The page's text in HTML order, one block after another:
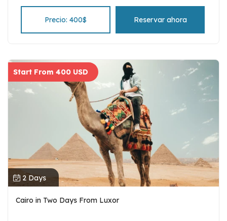
Precio: 400$ Reservar ahora
Start From 400 USD
2 Days
Cairo in Two Days From Luxor